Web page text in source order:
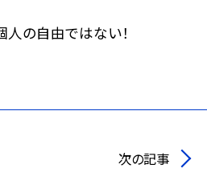
人の自由ではない！
次の記事